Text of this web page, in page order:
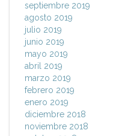
septiembre 2019
agosto 2019
julio 2019
junio 2019
mayo 2019
abril 2019
marzo 2019
febrero 2019
enero 2019
diciembre 2018
noviembre 2018